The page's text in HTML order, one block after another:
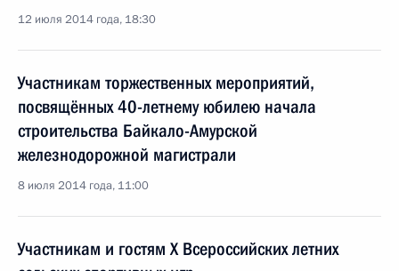
12 июля 2014 года, 18:30
Участникам торжественных мероприятий,
посвящённых 40-летнему юбилею начала
строительства Байкало-Амурской
железнодорожной магистрали
8 июля 2014 года, 11:00
Участникам и гостям X Всероссийских летних